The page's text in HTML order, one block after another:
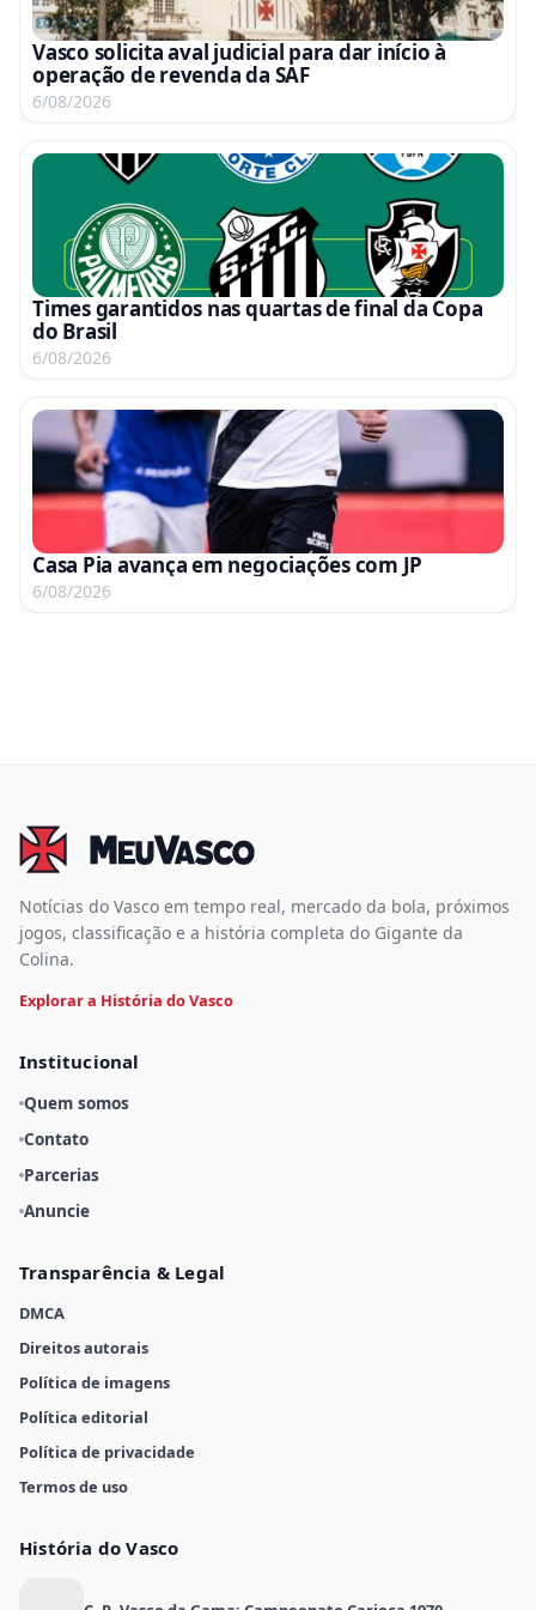
Vasco solicita aval judicial para dar início à
operação de revenda da SAF
6/08/2026
Times garantidos nas quartas de final da Copa
do Brasil
6/08/2026
Casa Pia avança em negociações com JP
6/08/2026
Notícias do Vasco em tempo real, mercado da bola, próximos
jogos, classificação e a história completa do Gigante da
Colina.
Explorar a História do Vasco
Institucional
Quem somos
Contato
Parcerias
Anuncie
Transparência & Legal
DMCA
Direitos autorais
Política de imagens
Política editorial
Política de privacidade
Termos de uso
História do Vasco